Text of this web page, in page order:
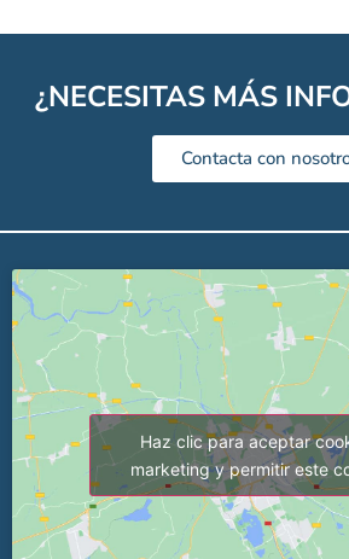
¿NECESITAS MÁS
Contacta con
Haz clic para aceptar
marketing y permitir este